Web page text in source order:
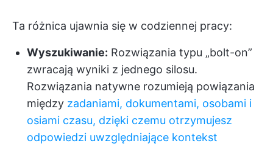
Ta różnica ujawnia się w codziennej pracy:
Wyszukiwanie: Rozwiązania typu „bolt-on”
zwracają wyniki z jednego silosu.
Rozwiązania natywne rozumieją powiązania
między zadaniami, dokumentami, osobami i
osiami czasu, dzięki czemu otrzymujesz
odpowiedzi uwzględniające kontekst